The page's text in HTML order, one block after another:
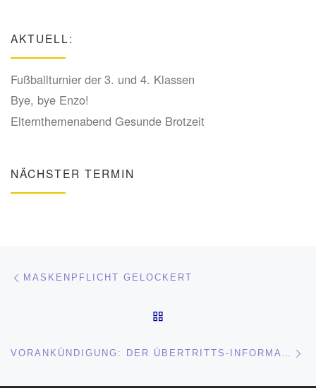
AKTUELL:
Fußballturnier der 3. und 4. Klassen
Bye, bye Enzo!
Elternthemenabend Gesunde Brotzeit
NÄCHSTER TERMIN
Beitragsnavigation
MASKENPFLICHT GELOCKERT
VORANKÜNDIGUNG: DER ÜBERTRITTS-INFORMATIONSABEND FINDET AM 30.NOVEMBER 2021 STATT!